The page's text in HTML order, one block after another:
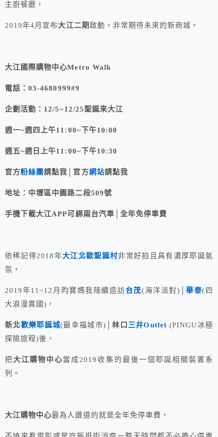
主廚餐廳，
2019年4月宣布大江二期啟動，非常期待未來的新商城。
大江國際購物中心Metro Walk
電話：03-4680999#9
企劃活動：12/5~12/25聖誕來大江
週一~週四上午11:00~下午10:00
週五~週日上午11:00~下午10:30
官方粉絲團請點我│官方網站請點我
地址： 中壢區中園路二段509號
手機下載大江APP可綁兩台汽車│全年免停車費
依稀記得2018年大江北歐聖誕村非常好拍且具有濃厚耶誕氣
氛，
2019年11~12月昀寶媽我陸續造訪台茂(海洋派對) 華泰(四
大浪漫異國)，
新北歡樂耶誕城(最幸福城市)│林口 三井Outlet (PINGU冰極
探險旅程)後，
把大江購物中心當成2019收集的最後一個耶誕相關裝置系
列。
大江購物中心最為人讚道的就是全年免停車費，